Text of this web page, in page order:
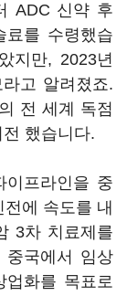
ADC 신약 후
료를 수령했습
지만, 2023년
고 알려졌죠.
전 세계 독점
했습니다.
이프라인을 중
에 속도를 내
3차 치료제를
중국에서 임상
업화를 목표로